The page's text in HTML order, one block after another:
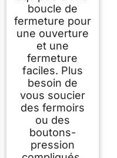
boucle de
fermeture pour
une ouverture
et une
fermeture
faciles. Plus
besoin de
vous soucier
des fermoirs
ou des
boutons-
pression